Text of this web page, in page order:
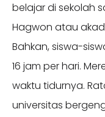
belajar di sekolah
Hagwon atau
Bahkan, siswa-
16 jam per hari.
waktu tidurnya.
universitas